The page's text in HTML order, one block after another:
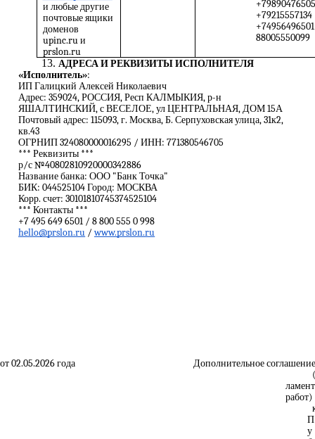
и любые другие
почтовые ящики
доменов
upinc.ru и
prslon.ru
+79890476505
+79215557134
+74956496501
88005550099
АДРЕСА И РЕКВИЗИТЫ ИСПОЛНИТЕЛЯ
«Исполнитель»:
ИП Галицкий Алексей Николаевич
Адрес: 359024, РОССИЯ, Респ КАЛМЫКИЯ, р-н
ЯШАЛТИНСКИЙ, с ВЕСЕЛОЕ, ул ЦЕНТРАЛЬНАЯ, ДОМ 15А
Почтовый адрес: 115093, г. Москва, Б. Серпуховская улица, 31к2,
кв.43
ОГРНИП 324080000016295 / ИНН: 771380546705
*** Реквизиты ***
р/с №40802810920000342886
Название банка: ООО "Банк Точка"
БИК: 044525104 Город: МОСКВА
Корр. счет: 30101810745374525104
*** Контакты ***
+7 495 649 6501 / 8 800 555 0 998
hello@prslon.ru /www.prslon.ru
от 02.05.2026 года Дополнительное
ламент
работ)
П
у